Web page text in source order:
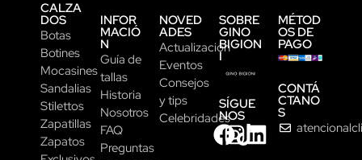
CALZA
DOS
Botas
Botines
Mocasines
Sandalias
Stilettos
Zapatillas
Zapatos
INFOR
MACIÓ
N
Guía de
tallas
Historia
Nosotros
FAQ
Preguntas
NOVED
ADES
Actualización
Eventos
Consejos
y tips
Celebridades
SOBRE
GINO
BIGION
I
SÍGUE
NOS
MÉTOD
OS DE
PAGO
CONTÁ
CTANO
S